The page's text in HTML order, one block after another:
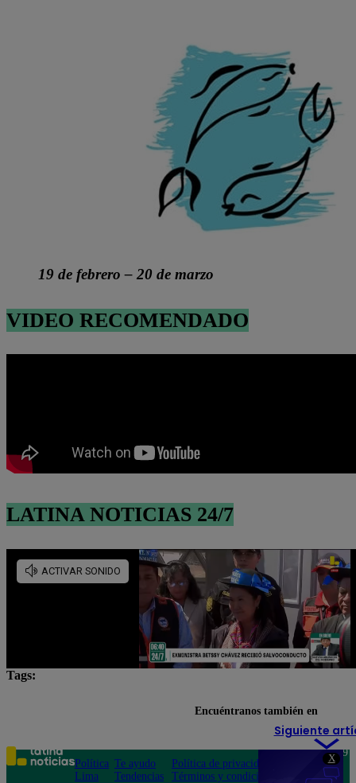
X
19 de febrero – 20 de marzo
VIDEO RECOMENDADO
LATINA NOTICIAS 24/7
Tags:
Siguiente
Encuéntranos también en
Política
Lima
Te ayudo
Tendencias
Política de privacidad
Términos y condiciones
Teléfono: 219
Av. San